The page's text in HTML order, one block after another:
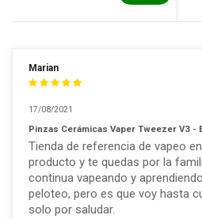
Marian
17/08/2021
Pinzas Cerámicas Vaper Tweezer V3 -
Tienda de referencia de vapeo
producto y te quedas por la
continua vapeando y
peloteo, pero es que voy hasta
solo por saludar.